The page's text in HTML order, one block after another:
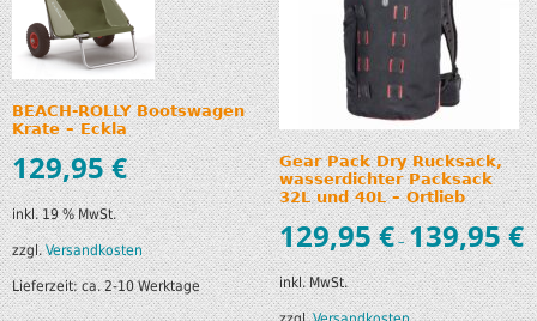
BEACH-ROLLY Bootswagen
Krate – Eckla
129,95€
inkl. 19 % MwSt.
zzgl.Versandkosten
Lieferzeit:ca. 2-10 Werktage
Gear Pack Dry Rucksack,
wasserdichter Packsack
32L und 40L – Ortlieb
129,95€–139,95€
inkl. MwSt.